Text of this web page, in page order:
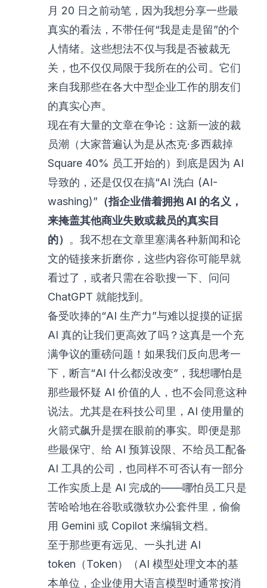
月 20 日之前动笔，因为我想分享一些最
真实的看法，不带任何“我是走是留”的个
人情绪。这些想法不仅与我是否被裁无
关，也不仅仅局限于我所在的公司。它们
来自我那些在各大中型企业工作的朋友们
的真实心声。
现在有大量的文章在争论：这新一波的裁
员潮（大家普遍认为是从杰克·多西裁掉
Square 40% 员工开始的）到底是因为 AI
导致的，还是仅仅在搞“AI 洗白 (AI-
washing)” （指企业借着拥抱 AI 的名义，
来掩盖其他商业失败或裁员的真实目
的） 。我不想在文章里塞满各种新闻和论
文的链接来折磨你，这些内容你可能早就
看过了，或者只需在谷歌搜一下、问问
ChatGPT 就能找到。
备受吹捧的“AI 生产力”与难以捉摸的证据
AI 真的让我们更高效了吗？这真是一个充
满争议的重磅问题！如果我们反向思考一
下，断言“AI 什么都没改变”，我想哪怕是
那些最怀疑 AI 价值的人，也不会同意这种
说法。尤其是在科技公司里，AI 使用量的
火箭式飙升是摆在眼前的事实。即便是那
些最保守、给 AI 预算设限、不给员工配备
AI 工具的公司，也同样不可否认有一部分
工作实质上是 AI 完成的——哪怕员工只是
苦哈哈地在谷歌或微软办公套件里，偷偷
用 Gemini 或 Copilot 来编辑文档。
至于那些更有远见、一头扎进 AI
token（Token）（AI 模型处理文本的基
本单位，企业使用大语言模型时通常按消